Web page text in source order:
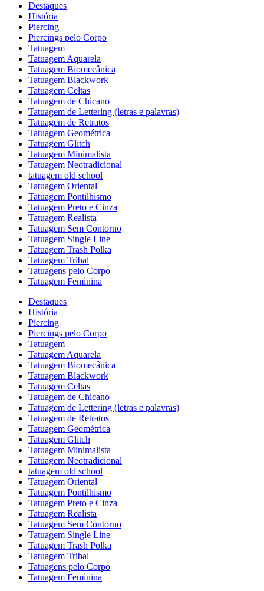
Destaques
História
Piercing
Piercings pelo Corpo
Tatuagem
Tatuagem Aquarela
Tatuagem Biomecânica
Tatuagem Blackwork
Tatuagem Celtas
Tatuagem de Chicano
Tatuagem de Lettering (letras e palavras)
Tatuagem de Retratos
Tatuagem Geométrica
Tatuagem Glitch
Tatuagem Minimalista
Tatuagem Neotradicional
tatuagem old school
Tatuagem Oriental
Tatuagem Pontilhismo
Tatuagem Preto e Cinza
Tatuagem Realista
Tatuagem Sem Contorno
Tatuagem Single Line
Tatuagem Trash Polka
Tatuagem Tribal
Tatuagens pelo Corpo
Tatuagem Feminina
Destaques
História
Piercing
Piercings pelo Corpo
Tatuagem
Tatuagem Aquarela
Tatuagem Biomecânica
Tatuagem Blackwork
Tatuagem Celtas
Tatuagem de Chicano
Tatuagem de Lettering (letras e palavras)
Tatuagem de Retratos
Tatuagem Geométrica
Tatuagem Glitch
Tatuagem Minimalista
Tatuagem Neotradicional
tatuagem old school
Tatuagem Oriental
Tatuagem Pontilhismo
Tatuagem Preto e Cinza
Tatuagem Realista
Tatuagem Sem Contorno
Tatuagem Single Line
Tatuagem Trash Polka
Tatuagem Tribal
Tatuagens pelo Corpo
Tatuagem Feminina